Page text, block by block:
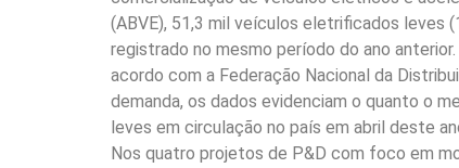
(ABVE), 51,3 mil veículos eletrificados leves
registrado no mesmo período do ano
acordo com a Federação Nacional da
demanda, os dados evidenciam o quanto o
leves em circulação no país em abril deste
Nos quatro projetos de P&D com foco em